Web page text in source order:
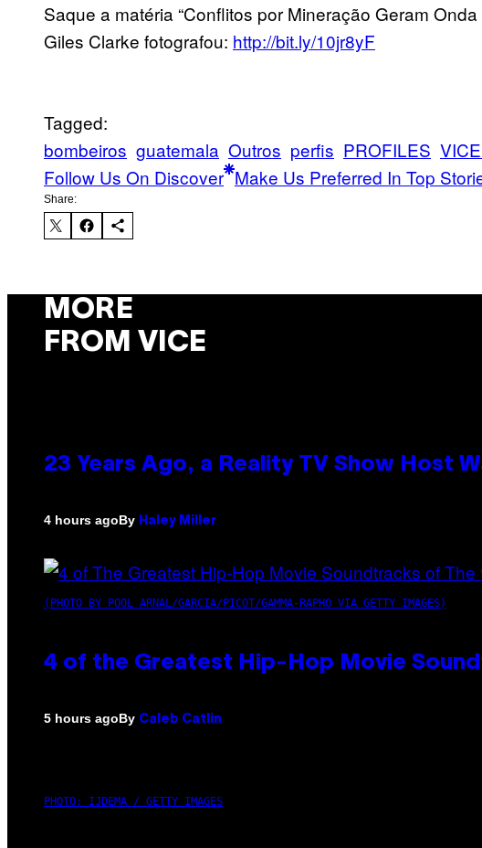
Saque a matéria “Conflitos por Mineração Geram
Giles Clarke fotografou: http://bit.ly/10jr8yF
Tagged:
bombeiros guatemala Outros perfis PROFILES
Follow Us On Discover Make Us Preferred In Top
Share:
MORE
FROM VICE
23 Years Ago, a Reality TV Show Host
4 hours agoBy Haley Miller
(PHOTO BY POOL ARNAL/GARCIA/PICOT/GAMMA-RAPHO VIA GETTY IMAGES)
4 of the Greatest Hip-Hop Movie
5 hours agoBy Caleb Catlin
PHOTO: IJDEMA / GETTY IMAGES